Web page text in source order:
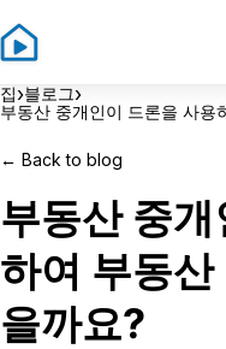
집›블로그›
부동산 중개인이 드론을 사용
← Back to blog
부동산 중
하여 부동산
을까요?